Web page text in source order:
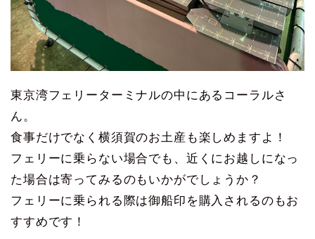
東京湾フェリーターミナルの中にあるコーラルさ
ん。
食事だけでなく横須賀のお土産も楽しめますよ！
フェリーに乗らない場合でも、近くにお越しになっ
た場合は寄ってみるのもいかがでしょうか？
フェリーに乗られる際は御船印を購入されるのもお
すすめです！